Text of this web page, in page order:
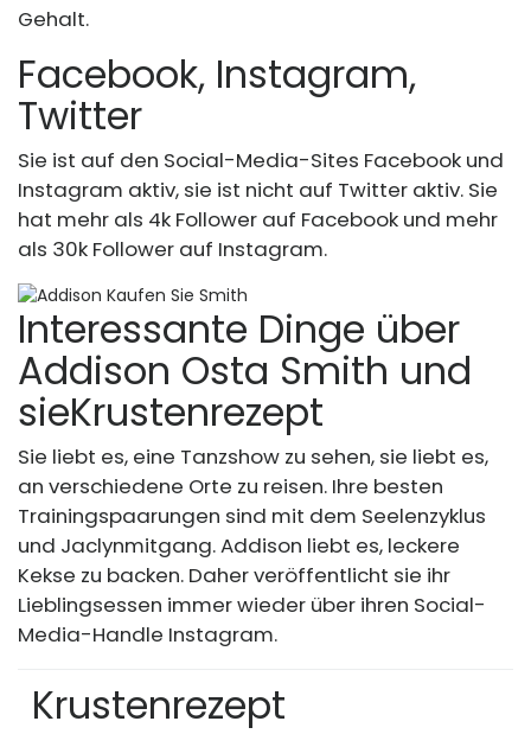
Gehalt.
Facebook, Instagram,
Twitter
Sie ist auf den Social-Media-Sites Facebook und
Instagram aktiv, sie ist nicht auf Twitter aktiv. Sie
hat mehr als 4k Follower auf Facebook und mehr
als 30k Follower auf Instagram.
Interessante Dinge über
Addison Osta Smith und
sieKrustenrezept
Sie liebt es, eine Tanzshow zu sehen, sie liebt es,
an verschiedene Orte zu reisen. Ihre besten
Trainingspaarungen sind mit dem Seelenzyklus
und Jaclynmitgang. Addison liebt es, leckere
Kekse zu backen. Daher veröffentlicht sie ihr
Lieblingsessen immer wieder über ihren Social-
Media-Handle Instagram.
Krustenrezept